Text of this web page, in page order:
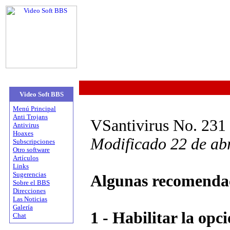
Video Soft BBS
Menú Principal
Anti Trojans
Antivirus
Hoaxes
Subscripciones
Otro software
Artículos
Links
Sugerencias
Sobre el BBS
Direcciones
Las Noticias
Galería
Chat
VSantivirus No. 231
Modificado 22 de
Algunas
1 - Habilitar la